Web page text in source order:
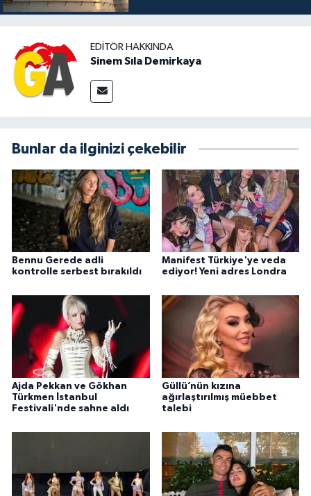
EDITÖR HAKKINDA
Sinem Sıla Demirkaya
Bunlar da ilginizi çekebilir
Bennu Gerede adli
kontrolle serbest bırakıldı
Manifest Türkiye'ye veda
ediyor! Yeni adres Londra
Ajda Pekkan ve Gökhan
Türkmen İstanbul
Festivali'nde sahne aldı
Güllü’nün kızına
ağırlaştırılmış müebbet
talebi